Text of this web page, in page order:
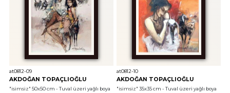
at0812-09
AKDOĞAN TOPAÇLIOĞLU
"isimsiz" 50x50 cm - Tuval üzeri yağlı boya
at0812-10
AKDOĞAN TOPAÇLIOĞLU
"isimsiz" 35x35 cm - Tuval üzeri yağlı boya